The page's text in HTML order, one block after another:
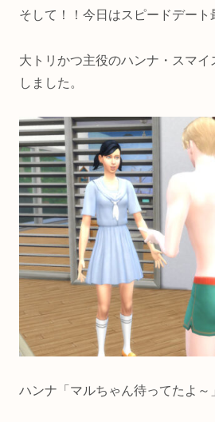
そして！！今日はスピードデート
大トリかつ主役のハンナ・スマ
しました。
ハンナ「マルちゃん待ってたよ～